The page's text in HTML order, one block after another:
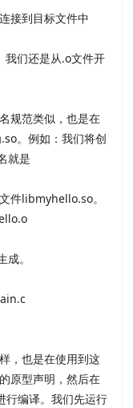
接到目标文件中
我们还是从.o文件开
规范类似，也是在
.so。例如：我们将创
就是
件libmyhello.so。
。
，也是在使用到这
原型声明，然后在
行编译。我们先运行